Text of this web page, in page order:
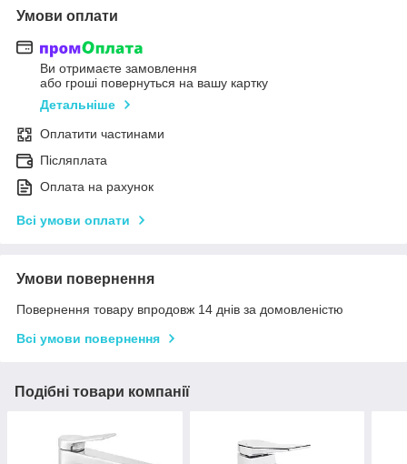
Умови оплати
Ви отримаєте замовлення
або гроші повернуться на вашу картку
Детальніше
Оплатити частинами
Післяплата
Оплата на рахунок
Всі умови оплати
Умови повернення
Повернення товару впродовж 14 днів за домовленістю
Всі умови повернення
Подібні товари компанії